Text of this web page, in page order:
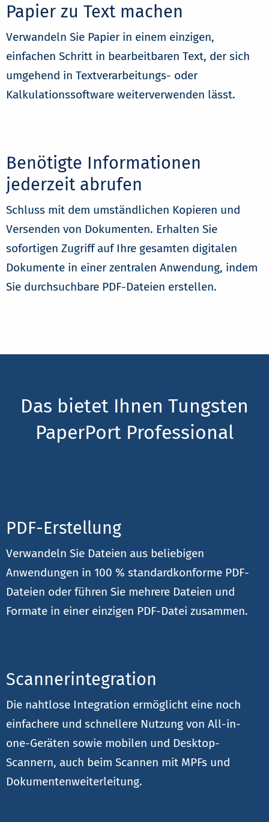
Papier zu Text machen
Verwandeln Sie Papier in einem einzigen,
einfachen Schritt in bearbeitbaren Text, der sich
umgehend in Textverarbeitungs- oder
Kalkulationssoftware weiterverwenden lässt.
Benötigte Informationen
jederzeit abrufen
Schluss mit dem umständlichen Kopieren und
Versenden von Dokumenten. Erhalten Sie
sofortigen Zugriff auf Ihre gesamten digitalen
Dokumente in einer zentralen Anwendung, indem
Sie durchsuchbare PDF-Dateien erstellen.
Das bietet Ihnen Tungsten
PaperPort Professional
PDF-Erstellung
Verwandeln Sie Dateien aus beliebigen
Anwendungen in 100 % standardkonforme PDF-
Dateien oder führen Sie mehrere Dateien und
Formate in einer einzigen PDF-Datei zusammen.
Scannerintegration
Die nahtlose Integration ermöglicht eine noch
einfachere und schnellere Nutzung von All-in-
one-Geräten sowie mobilen und Desktop-
Scannern, auch beim Scannen mit MPFs und
Dokumentenweiterleitung.